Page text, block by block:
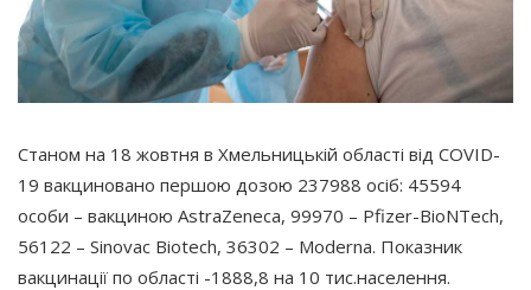
Станом на 18 жовтня в Хмельницькій області від COVID-
19 вакциновано першою дозою 237988 осіб: 45594
особи – вакциною AstraZeneca, 99970 – Pfizer-BioNTech,
56122 – Sinovac Biotech, 36302 – Moderna. Показник
вакцинації по області -1888,8 на 10 тис.населення.